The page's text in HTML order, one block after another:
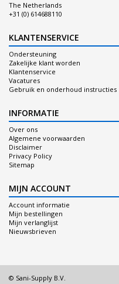
The Netherlands
+31 (0) 614688110
KLANTENSERVICE
Ondersteuning
Zakelijke klant worden
Klantenservice
Vacatures
Gebruik en onderhoud instructies
INFORMATIE
Over ons
Algemene voorwaarden
Disclaimer
Privacy Policy
Sitemap
MIJN ACCOUNT
Account informatie
Mijn bestellingen
Mijn verlanglijst
Nieuwsbrieven
© Sani-Supply B.V.